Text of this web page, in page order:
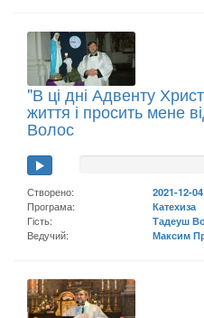
"В ці дні Адвенту
життя і просить мене
Волос
Створено:
2021-12-
Програма:
Катехиза
Гість:
Тадеуш
Ведучий:
Максим